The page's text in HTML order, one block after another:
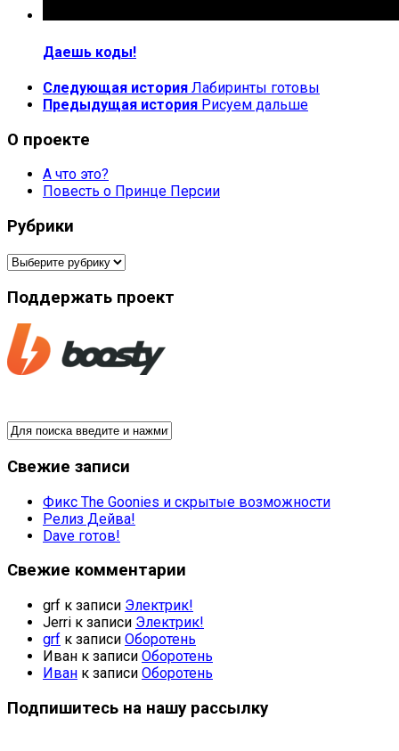
Даешь коды!
Следующая история Лабиринты готовы
Предыдущая история Рисуем дальше
О проекте
А что это?
Повесть о Принце Персии
Рубрики
Рубрики
Поддержать проект
Свежие записи
Фикс The Goonies и скрытые возможности
Релиз Дейва!
Dave готов!
Свежие комментарии
grf к записи Электрик!
Jerri к записи Электрик!
grf к записи Оборотень
Иван к записи Оборотень
Иван к записи Оборотень
Подпишитесь на нашу рассылку